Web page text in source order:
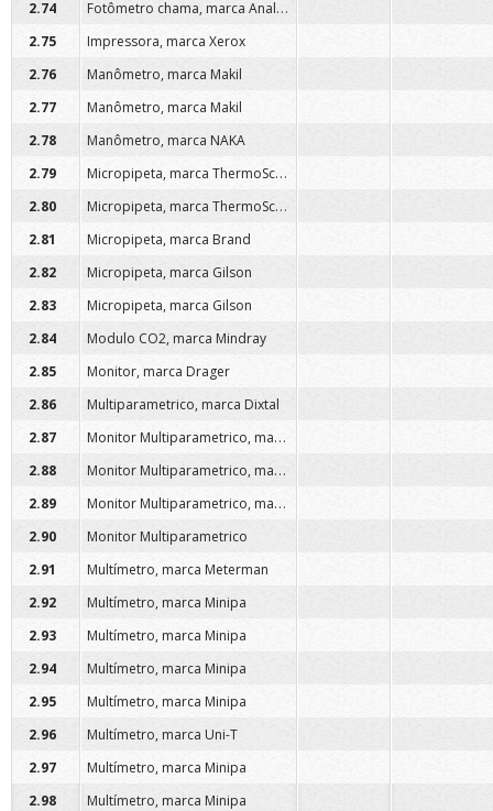
2.74 Fotômetro chama, marca Analyser
2.75
Impressora, marca Xerox
2.76
Manômetro, marca Makil
2.77
Manômetro, marca Makil
2.78
Manômetro, marca NAKA
2.79
Micropipeta, marca ThermoScentific
2.80 Micropipeta, marca ThermoScentific
2.81
Micropipeta, marca Brand
2.82
Micropipeta, marca Gilson
2.83
Micropipeta, marca Gilson
2.84
Modulo CO2, marca Mindray
2.85
Monitor, marca Drager
2.86
Multiparametrico, marca Dixtal
2.87
Monitor Multiparametrico, marca GE
2.88 Monitor Multiparametrico, marca GE
2.89 Monitor Multiparametrico, marca Dixtal
2.90
Monitor Multiparametrico
2.91
Multímetro, marca Meterman
2.92
Multímetro, marca Minipa
2.93
Multímetro, marca Minipa
2.94
Multímetro, marca Minipa
2.95
Multímetro, marca Minipa
2.96
Multímetro, marca Uni-T
2.97
Multímetro, marca Minipa
2.98
Multímetro, marca Minipa